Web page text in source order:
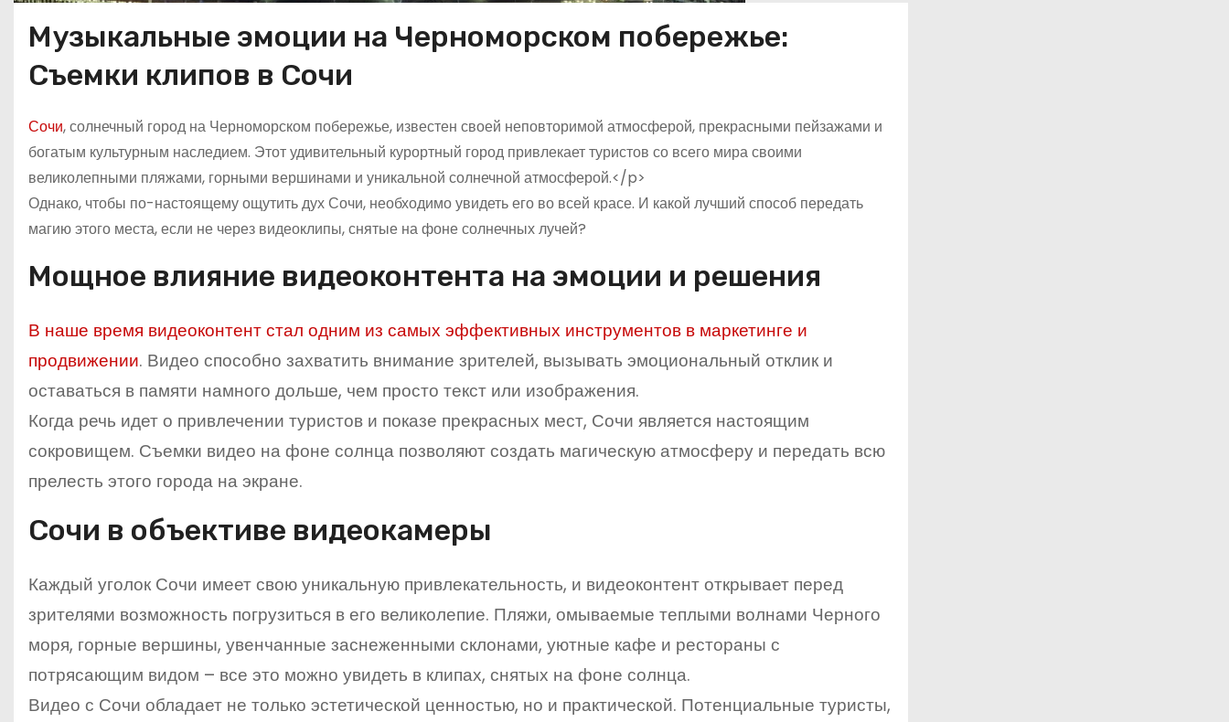
Музыкальные эмоции на Черноморском побережье:
Съемки клипов в Сочи
Сочи, солнечный город на Черноморском побережье, известен своей неповторимой атмосферой, прекрасными пейзажами и
богатым культурным наследием. Этот удивительный курортный город привлекает туристов со всего мира своими
великолепными пляжами, горными вершинами и уникальной солнечной атмосферой.</p>
Однако, чтобы по-настоящему ощутить дух Сочи, необходимо увидеть его во всей красе. И какой лучший способ передать
магию этого места, если не через видеоклипы, снятые на фоне солнечных лучей?
Мощное влияние видеоконтента на эмоции и решения
В наше время видеоконтент стал одним из самых эффективных инструментов в маркетинге и
продвижении. Видео способно захватить внимание зрителей, вызывать эмоциональный отклик и
оставаться в памяти намного дольше, чем просто текст или изображения.
Когда речь идет о привлечении туристов и показе прекрасных мест, Сочи является настоящим
сокровищем. Съемки видео на фоне солнца позволяют создать магическую атмосферу и передать всю
прелесть этого города на экране.
Сочи в объективе видеокамеры
Каждый уголок Сочи имеет свою уникальную привлекательность, и видеоконтент открывает перед
зрителями возможность погрузиться в его великолепие. Пляжи, омываемые теплыми волнами Черного
моря, горные вершины, увенчанные заснеженными склонами, уютные кафе и рестораны с
потрясающим видом – все это можно увидеть в клипах, снятых на фоне солнца.
Видео с Сочи обладает не только эстетической ценностью, но и практической. Потенциальные туристы,